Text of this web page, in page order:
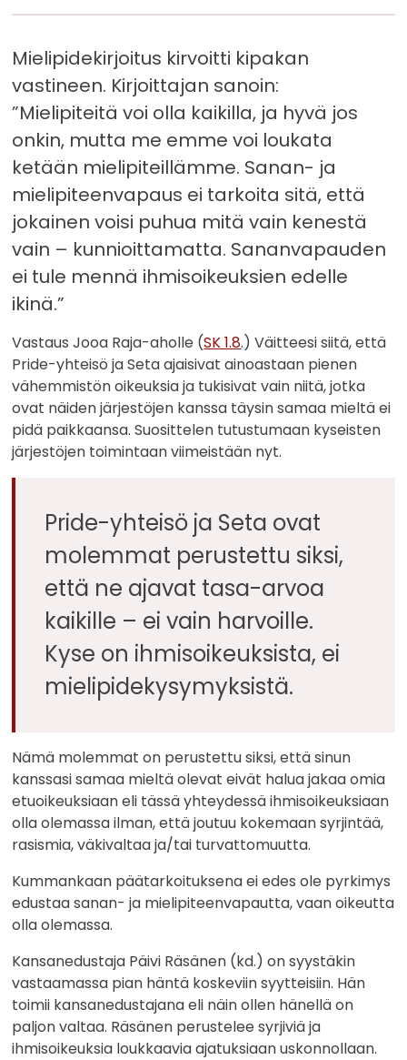
Mielipidekirjoitus kirvoitti kipakan
vastineen. Kirjoittajan sanoin:
”Mielipiteitä voi olla kaikilla, ja hyvä jos
onkin, mutta me emme voi loukata
ketään mielipiteillämme. Sanan- ja
mielipiteenvapaus ei tarkoita sitä, että
jokainen voisi puhua mitä vain kenestä
vain – kunnioittamatta. Sananvapauden
ei tule mennä ihmisoikeuksien edelle
ikinä.”
Vastaus Jooa Raja-aholle (SK 1.8.) Väitteesi siitä, että
Pride-yhteisö ja Seta ajaisivat ainoastaan pienen
vähemmistön oikeuksia ja tukisivat vain niitä, jotka
ovat näiden järjestöjen kanssa täysin samaa mieltä ei
pidä paikkaansa. Suosittelen tutustumaan kyseisten
järjestöjen toimintaan viimeistään nyt.
Pride-yhteisö ja Seta ovat
molemmat perustettu siksi,
että ne ajavat tasa-arvoa
kaikille – ei vain harvoille.
Kyse on ihmisoikeuksista, ei
mielipidekysymyksistä.
Nämä molemmat on perustettu siksi, että sinun
kanssasi samaa mieltä olevat eivät halua jakaa omia
etuoikeuksiaan eli tässä yhteydessä ihmisoikeuksiaan
olla olemassa ilman, että joutuu kokemaan syrjintää,
rasismia, väkivaltaa ja/tai turvattomuutta.
Kummankaan päätarkoituksena ei edes ole pyrkimys
edustaa sanan- ja mielipiteenvapautta, vaan oikeutta
olla olemassa.
Kansanedustaja Päivi Räsänen (kd.) on syystäkin
vastaamassa pian häntä koskeviin syytteisiin. Hän
toimii kansanedustajana eli näin ollen hänellä on
paljon valtaa. Räsänen perustelee syrjiviä ja
ihmisoikeuksia loukkaavia ajatuksiaan uskonnollaan.